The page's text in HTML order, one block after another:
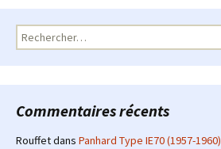
Rechercher :
Commentaires récents
Rouffetdans Panhard Type IE70 (1957-1960)